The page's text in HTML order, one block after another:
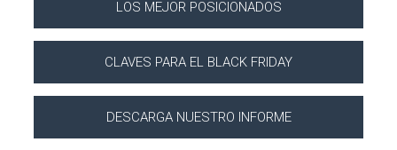
LOS MEJOR POSICIONADOS
CLAVES PARA EL BLACK FRIDAY
DESCARGA NUESTRO INFORME